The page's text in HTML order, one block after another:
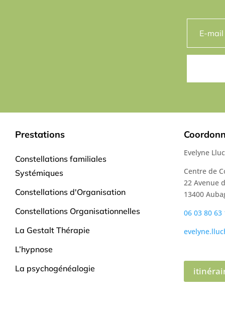
Prestations
Constellations familiales
Systémiques
Constellations d'Organisation
Constellations Organisationnelles
La Gestalt Thérapie
L’hypnose
La psychogénéalogie
Evelyne
Centre de
22 Avenue
13400
06 03 80 63